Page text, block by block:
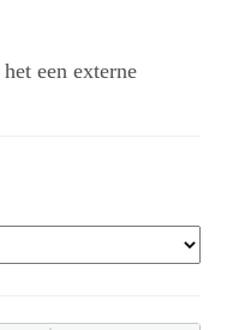
een externe